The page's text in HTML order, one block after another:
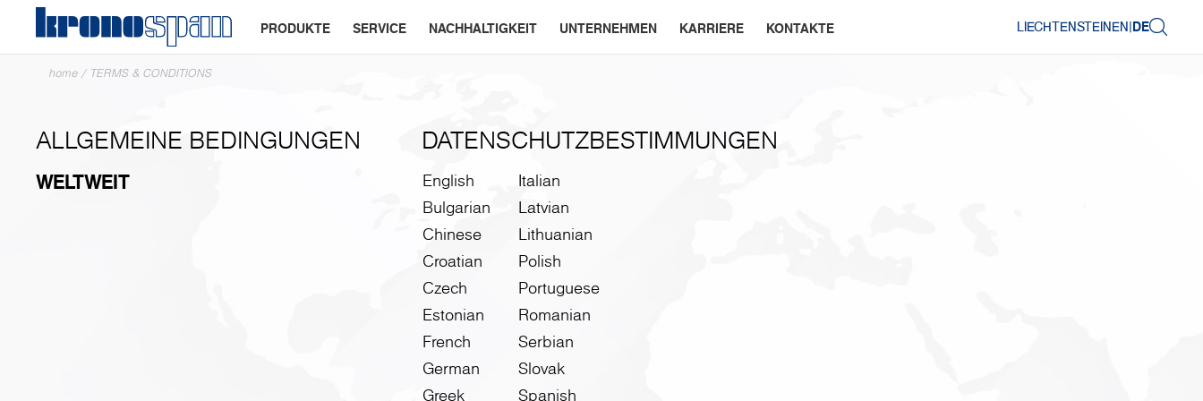
PRODUKTE SERVICE NACHHALTIGKEIT UNTERNEHMEN KARRIERE KONTAKTE LIECHTENSTEINEN|DE
home / TERMS & CONDITIONS
ALLGEMEINE BEDINGUNGEN
WELTWEIT
DATENSCHUTZBESTIMMUNGEN
English
Bulgarian
Chinese
Croatian
Czech
Estonian
French
German
Greek
Italian
Latvian
Lithuanian
Polish
Portuguese
Romanian
Serbian
Slovak
Spanish